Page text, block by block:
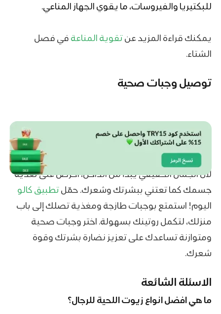
للبكتيريا والفيروسات، ما يقوي الجهاز المناعي.
يمكنك قراءة المزيد عنتقوية المناعة في فصل
الشتاء.
توصيل وجبات صحية
لأن الجمال الحقيقي يبدأ من الداخل، احرص على تغذية
جسمك كما تعتني ببشرتك وشعرك. حمّلتطبيق كالو
اليوم! استمتع بوجبات طازجة ومغذية تصلك إلى باب
منزلك، لتكمل روتينك بسهولة. اختر وجبات صحية
ومتوازنة تساعدك على تعزيز نضارة بشرتك وقوة
شعرك.
الاسئلة الشائعة
ما هي افضل انواع زيوت اللحية للرجال؟